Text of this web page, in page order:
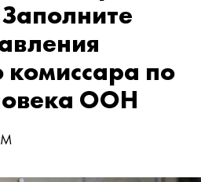
комиссара по
ООН